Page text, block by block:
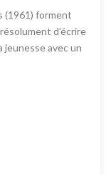
(1961) forment
d’écrire
jeunesse avec un